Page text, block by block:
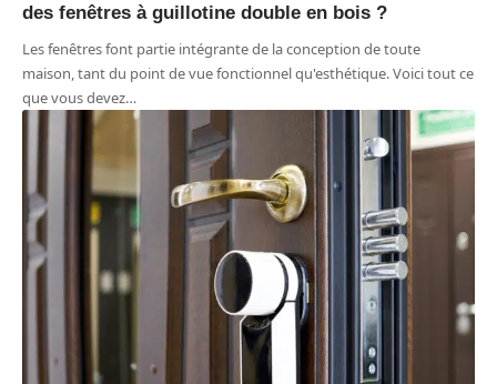
des fenêtres à guillotine double en bois ?
Les fenêtres font partie intégrante de la conception de toute
maison, tant du point de vue fonctionnel qu'esthétique. Voici tout ce
que vous devez…